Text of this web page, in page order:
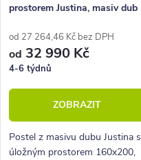
prostorem Justina, masiv dub
od 27 264,46 Kč bez DPH
od 32 990 Kč
4-6 týdnů
ZOBRAZIT
Postel z masivu dubu Justina s
úložným prostorem 160x200,